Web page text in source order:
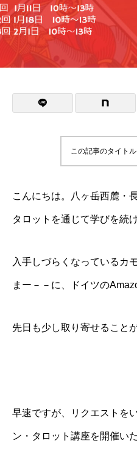
この記事のタイト
こんにちは。八ヶ岳西麓・
タロットを通じて学びを続
入手しづらくなっているカ
まー－－に、ドイツの
先日も少し取り寄せること
早速ですが、リクエストを
ン・タロット講座を開催い